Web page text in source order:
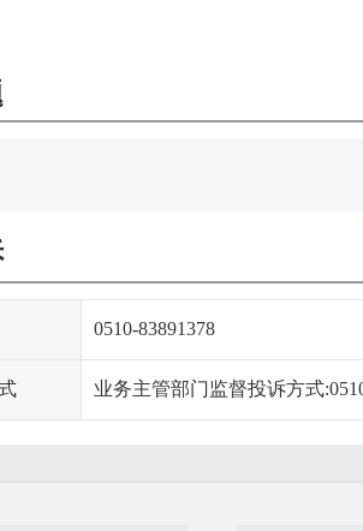
0510-83891378
业务主管部门监督投诉方式